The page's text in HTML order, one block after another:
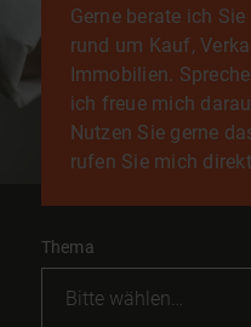
Gerne berate ich
rund um Kauf,
Immobilien.
ich freue mich
Nutzen Sie gerne
rufen Sie mich direkt
Thema